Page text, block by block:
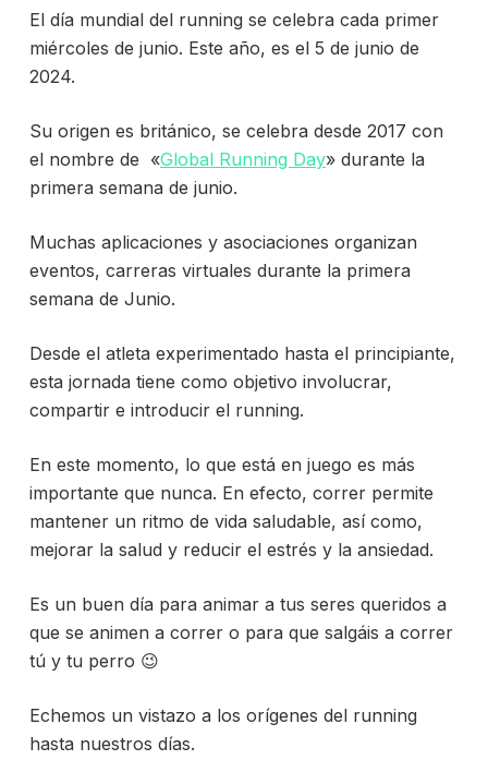
El día mundial del running se celebra cada primer
miércoles de junio. Este año, es el 5 de junio de
2024.
Su origen es británico, se celebra desde 2017 con
el nombre de «Global Running Day» durante la
primera semana de junio.
Muchas aplicaciones y asociaciones organizan
eventos, carreras virtuales durante la primera
semana de Junio.
Desde el atleta experimentado hasta el principiante,
esta jornada tiene como objetivo involucrar,
compartir e introducir el running.
En este momento, lo que está en juego es más
importante que nunca. En efecto, correr permite
mantener un ritmo de vida saludable, así como,
mejorar la salud y reducir el estrés y la ansiedad.
Es un buen día para animar a tus seres queridos a
que se animen a correr o para que salgáis a correr
tú y tu perro 😉
Echemos un vistazo a los orígenes del running
hasta nuestros días.